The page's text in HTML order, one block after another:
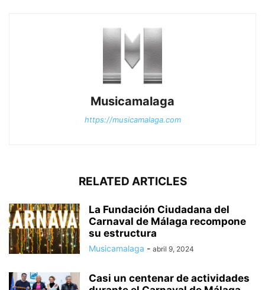
Musicamalaga
https://musicamalaga.com
RELATED ARTICLES
La Fundación Ciudadana del
Carnaval de Málaga recompone
su estructura
Musicamalaga - abril 9, 2024
Casi un centenar de actividades